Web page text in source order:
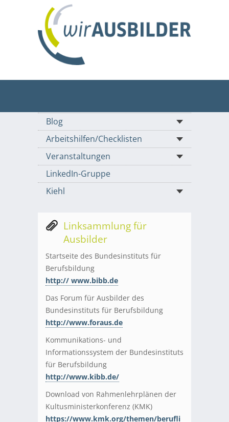
Blog
Arbeitshilfen/Checklisten
Veranstaltungen
LinkedIn-Gruppe
Kiehl
Linksammlung für
Ausbilder
Startseite des Bundesinstituts für
Berufsbildung
http:// www.bibb.de
Das Forum für Ausbilder des
Bundesinstituts für Berufsbildung
http://www.foraus.de
Kommunikations- und
Informationssystem der Bundesinstituts
für Berufsbildung
http://www.kibb.de/
Download von Rahmenlehrplänen der
Kultusministerkonferenz (KMK)
https://www.kmk.org/themen/berufli